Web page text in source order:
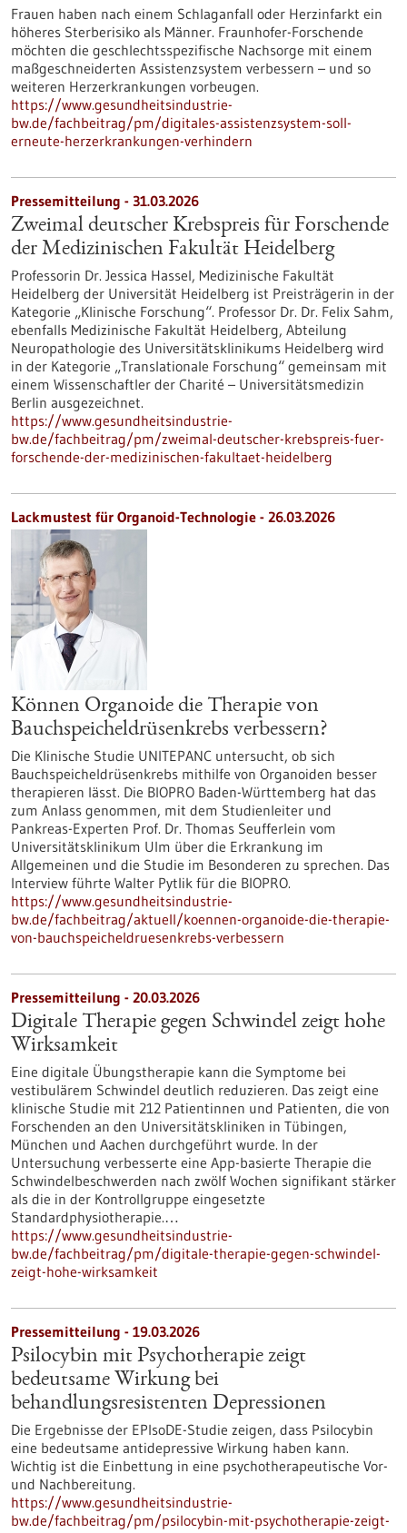
Frauen haben nach einem Schlaganfall oder Herzinfarkt ein
höheres Sterberisiko als Männer. Fraunhofer-Forschende
möchten die geschlechtsspezifische Nachsorge mit einem
maßgeschneiderten Assistenzsystem verbessern – und so
weiteren Herzerkrankungen vorbeugen.
https://www.gesundheitsindustrie-
bw.de/fachbeitrag/pm/digitales-assistenzsystem-soll-
erneute-herzerkrankungen-verhindern
Pressemitteilung - 31.03.2026
Zweimal deutscher Krebspreis für Forschende
der Medizinischen Fakultät Heidelberg
Professorin Dr. Jessica Hassel, Medizinische Fakultät
Heidelberg der Universität Heidelberg ist Preisträgerin in der
Kategorie „Klinische Forschung“. Professor Dr. Dr. Felix Sahm,
ebenfalls Medizinische Fakultät Heidelberg, Abteilung
Neuropathologie des Universitätsklinikums Heidelberg wird
in der Kategorie „Translationale Forschung“ gemeinsam mit
einem Wissenschaftler der Charité – Universitätsmedizin
Berlin ausgezeichnet.
https://www.gesundheitsindustrie-
bw.de/fachbeitrag/pm/zweimal-deutscher-krebspreis-fuer-
forschende-der-medizinischen-fakultaet-heidelberg
Lackmustest für Organoid-Technologie - 26.03.2026
Können Organoide die Therapie von
Bauchspeicheldrüsenkrebs verbessern?
Die Klinische Studie UNITEPANC untersucht, ob sich
Bauchspeicheldrüsenkrebs mithilfe von Organoiden besser
therapieren lässt. Die BIOPRO Baden-Württemberg hat das
zum Anlass genommen, mit dem Studienleiter und
Pankreas-Experten Prof. Dr. Thomas Seufferlein vom
Universitätsklinikum Ulm über die Erkrankung im
Allgemeinen und die Studie im Besonderen zu sprechen. Das
Interview führte Walter Pytlik für die BIOPRO.
https://www.gesundheitsindustrie-
bw.de/fachbeitrag/aktuell/koennen-organoide-die-therapie-
von-bauchspeicheldruesenkrebs-verbessern
Pressemitteilung - 20.03.2026
Digitale Therapie gegen Schwindel zeigt hohe
Wirksamkeit
Eine digitale Übungstherapie kann die Symptome bei
vestibulärem Schwindel deutlich reduzieren. Das zeigt eine
klinische Studie mit 212 Patientinnen und Patienten, die von
Forschenden an den Universitätskliniken in Tübingen,
München und Aachen durchgeführt wurde. In der
Untersuchung verbesserte eine App-basierte Therapie die
Schwindelbeschwerden nach zwölf Wochen signifikant stärker
als die in der Kontrollgruppe eingesetzte
Standardphysiotherapie.…
https://www.gesundheitsindustrie-
bw.de/fachbeitrag/pm/digitale-therapie-gegen-schwindel-
zeigt-hohe-wirksamkeit
Pressemitteilung - 19.03.2026
Psilocybin mit Psychotherapie zeigt
bedeutsame Wirkung bei
behandlungsresistenten Depressionen
Die Ergebnisse der EPIsoDE-Studie zeigen, dass Psilocybin
eine bedeutsame antidepressive Wirkung haben kann.
Wichtig ist die Einbettung in eine psychotherapeutische Vor-
und Nachbereitung.
https://www.gesundheitsindustrie-
bw.de/fachbeitrag/pm/psilocybin-mit-psychotherapie-zeigt-